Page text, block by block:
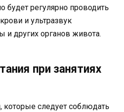
будет регулярно проводить
и ультразвук
и других органов живота.
при занятиях
которые следует соблюдать